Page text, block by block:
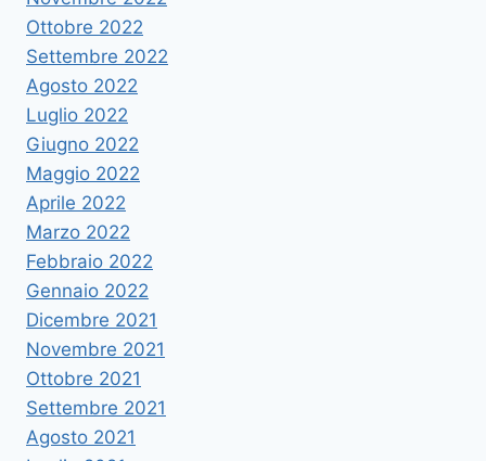
Ottobre 2022
Settembre 2022
Agosto 2022
Luglio 2022
Giugno 2022
Maggio 2022
Aprile 2022
Marzo 2022
Febbraio 2022
Gennaio 2022
Dicembre 2021
Novembre 2021
Ottobre 2021
Settembre 2021
Agosto 2021